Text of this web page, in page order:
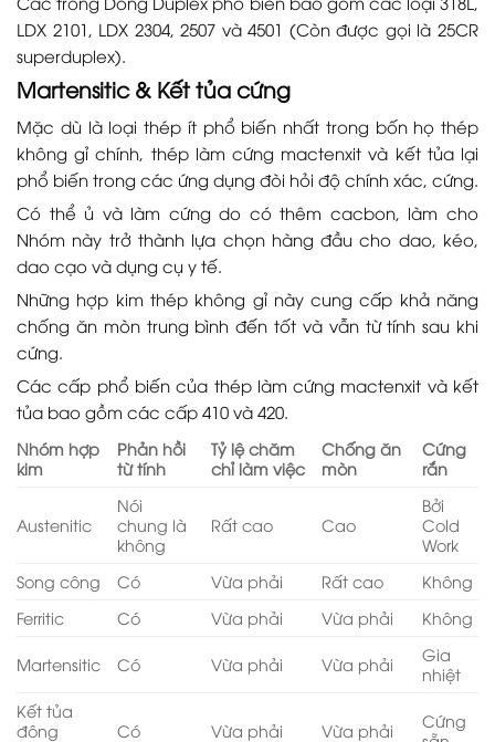
LDX 2101, LDX 2304, 2507 và 4501 (Còn được gọi là 25CR
superduplex).
Martensitic & Kết tủa cứng
Mặc dù là loại thép ít phổ biến nhất trong bốn họ thép
không gỉ chính, thép làm cứng mactenxit và kết tủa lại
phổ biến trong các ứng dụng đòi hỏi độ chính xác, cứng.
Có thể ủ và làm cứng do có thêm cacbon, làm cho
Nhóm này trở thành lựa chọn hàng đầu cho dao, kéo,
dao cạo và dụng cụ y tế.
Những hợp kim thép không gỉ này cung cấp khả năng
chống ăn mòn trung bình đến tốt và vẫn từ tính sau khi
cứng.
Các cấp phổ biến của thép làm cứng mactenxit và kết
tủa bao gồm các cấp 410 và 420.
Nhóm hợp
kim
Phản hồi
từ tính
Tỷ lệ chăm
chỉ làm việc
Chống ăn
mòn
Cứng
rắn
Austenitic
Nói
chung là
không
Rất cao Cao
Bởi
Cold
Work
Song công
Có Vừa phải Rất cao
Không
Ferritic
Có Vừa phải Vừa phải Không
Martensitic Có Vừa phải Vừa phải
Gia
nhiệt
Kết tủa
đông
Có Vừa phải Vừa phải
Cứng